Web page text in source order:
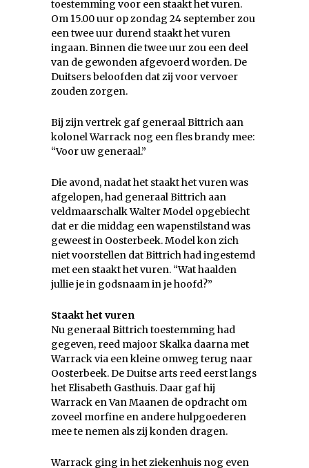
toestemming voor een staakt het vuren.
Om 15.00 uur op zondag 24 september zou
een twee uur durend staakt het vuren
ingaan. Binnen die twee uur zou een deel
van de gewonden afgevoerd worden. De
Duitsers beloofden dat zij voor vervoer
zouden zorgen.
Bij zijn vertrek gaf generaal Bittrich aan
kolonel Warrack nog een fles brandy mee:
“Voor uw generaal.”
Die avond, nadat het staakt het vuren was
afgelopen, had generaal Bittrich aan
veldmaarschalk Walter Model opgebiecht
dat er die middag een wapenstilstand was
geweest in Oosterbeek. Model kon zich
niet voorstellen dat Bittrich had ingestemd
met een staakt het vuren. “Wat haalden
jullie je in godsnaam in je hoofd?”
Staakt het vuren
Nu generaal Bittrich toestemming had
gegeven, reed majoor Skalka daarna met
Warrack via een kleine omweg terug naar
Oosterbeek. De Duitse arts reed eerst langs
het Elisabeth Gasthuis. Daar gaf hij
Warrack en Van Maanen de opdracht om
zoveel morfine en andere hulpgoederen
mee te nemen als zij konden dragen.
Warrack ging in het ziekenhuis nog even